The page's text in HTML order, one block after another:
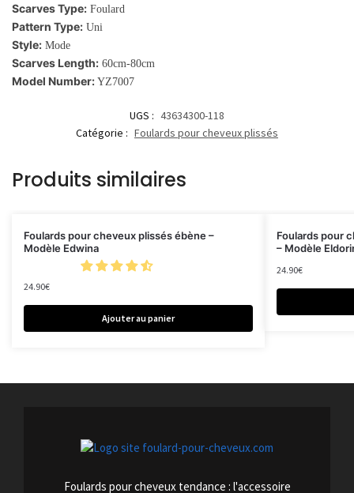
Scarves Type: Foulard
Pattern Type: Uni
Style: Mode
Scarves Length: 60cm-80cm
Model Number: YZ7007
UGS : 43634300-118
Catégorie : Foulards pour cheveux plissés
Produits similaires
Foulards pour cheveux plissés ébène –
Modèle Edwina
24.90€
Ajouter au panier
Foulards pour
– Modèle
24.90€
Foulards pour cheveux tendance : l'accessoire